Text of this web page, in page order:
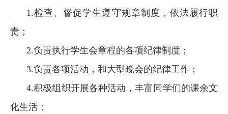
1.检查、督促学生遵守规章制度，依法履行职
责；
2.负责执行学生会章程的各项纪律制度；
3.负责各项活动，和大型晚会的纪律工作；
4.积极组织开展各种活动，丰富同学们的课余文
化生活；